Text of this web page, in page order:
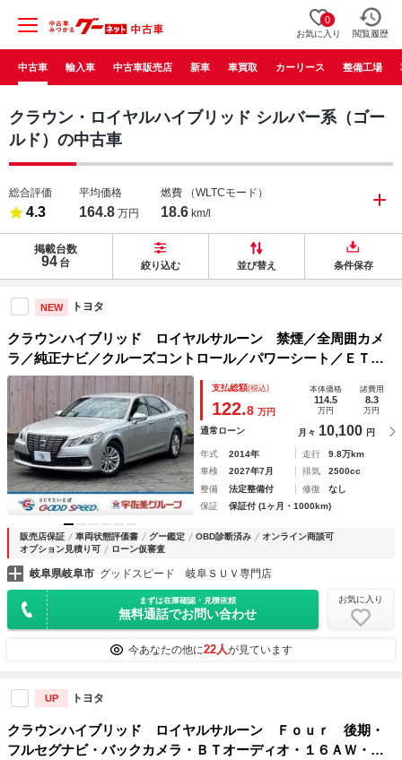
0
お気に入り 閲覧履歴
中古車 輸入車 中古車販売店 新車 車買取 カーリース 整備工場
クラウン・ロイヤルハイブリッド シルバー系（ゴー
ルド）の中古車
総合評価
4.3
平均価格
164.8 万円
燃費 （WLTCモード）
18.6 km/l
掲載台数
94 台 絞り込む 並び替え 条件保存
NEW トヨタ
クラウンハイブリッド ロイヤルサルーン 禁煙／全周囲カメ
ラ／純正ナビ／クルーズコントロール／パワーシート／ＥＴＣ
／フルセグＴＶ／プッシュスタート／純正１６インチアルミ／
オートライト／ドラレコ／シートヒーター／ステアリングヒー
支払総額(税込)
122.8 万円
本体価格
114.5
万円
諸費用
8.3
万円
通常ローン 月々 10,100 円
年式 2014年 走行
9.8万km
車検
2027年7月 排気
2500cc
整備
法定整備付 修復
なし
保証
保証付 (1ヶ月・1000km)
販売店保証 車両状態評価書 グー鑑定 OBD診断済み
オンライン商談可
オプション見積り可
ローン仮審査
岐阜県岐阜市 グッドスピード 岐阜ＳＵＶ専門店
まずは在庫確認・見積依頼
無料通話でお問い合わせ
お気に入り
今あなたの他に22人が見ています
UP トヨタ
クラウンハイブリッド ロイヤルサルーン Ｆｏｕｒ 後期・
フルセグナビ・バックカメラ・ＢＴオーディオ・１６ＡＷ・シ